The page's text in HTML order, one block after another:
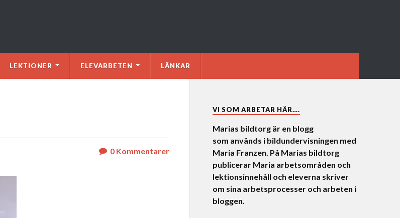
LEKTIONER ELEVARBETEN LÄNKAR
0Kommentarer
VI SOM ARBETAR HÄR….
Marias bildtorg är en blogg
som används i bildundervisningen med
Maria Franzen. På Marias bildtorg
publicerar Maria arbetsområden och
lektionsinnehåll och eleverna skriver
om sina arbetsprocesser och arbeten i
bloggen.